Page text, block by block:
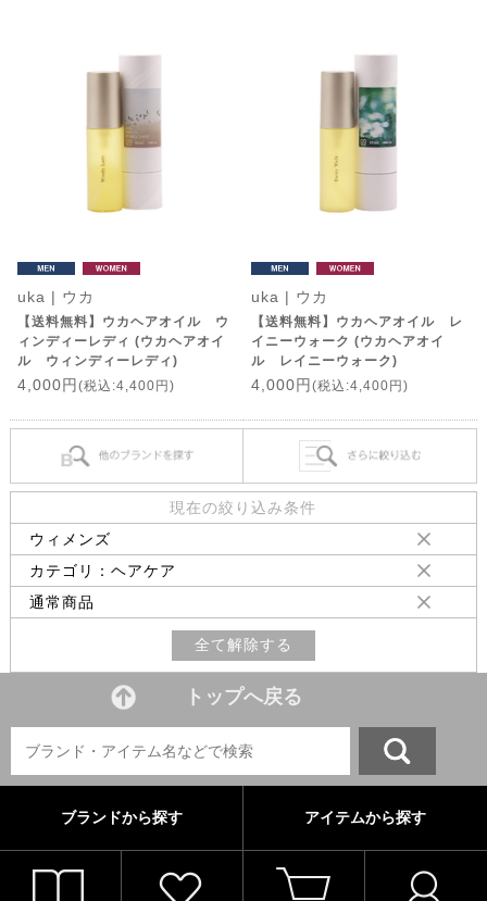
uka | ウカ
【送料無料】ウカヘアオイル ウ
ィンディーレディ (ウカヘアオイ
ル ウィンディーレディ)
4,000円 (税込:4,400円)
uka | ウカ
【送料無料】ウカヘアオイル レ
イニーウォーク (ウカヘアオイ
ル レイニーウォーク)
4,000円 (税込:4,400円)
現在の絞り込み条件
ウィメンズ
カテゴリ：ヘアケア
通常商品
全て解除する
トップへ戻る
ブランドから探す アイテムから探す